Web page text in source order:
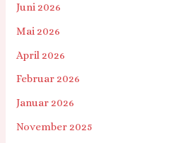
Juni 2026
Mai 2026
April 2026
Februar 2026
Januar 2026
November 2025